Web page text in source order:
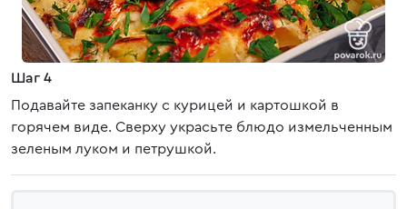
Шаг 4
Подавайте запеканку с курицей и картошкой в
горячем виде. Сверху украсьте блюдо измельченным
зеленым луком и петрушкой.